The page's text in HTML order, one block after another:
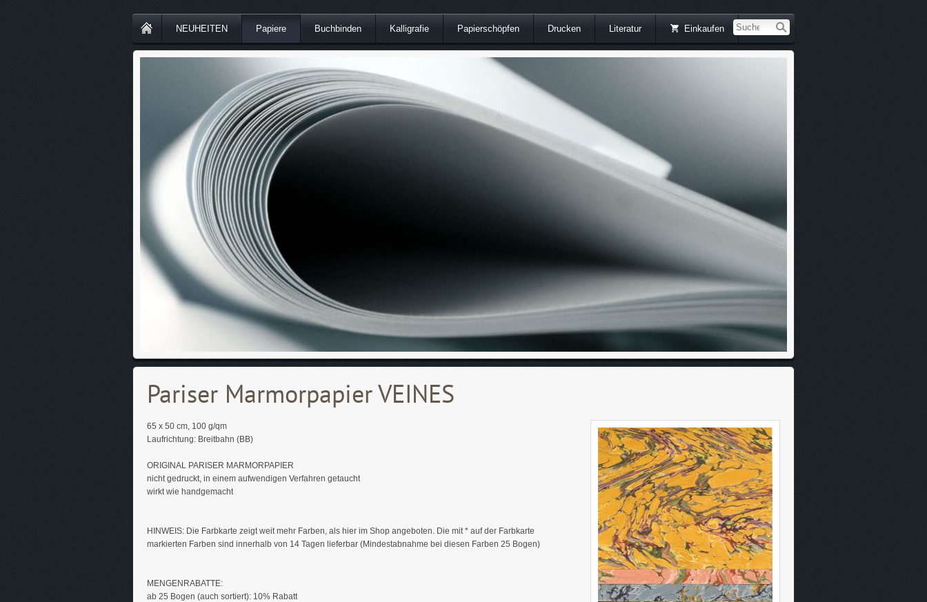
NEUHEITEN Papiere Buchbinden Kalligrafie Papierschöpfen Drucken Literatur Einkaufen
Pariser Marmorpapier VEINES
65 x 50 cm, 100 g/qm
Laufrichtung: Breitbahn (BB)
ORIGINAL PARISER MARMORPAPIER
nicht gedruckt, in einem aufwendigen Verfahren getaucht
wirkt wie handgemacht
HINWEIS: Die Farbkarte zeigt weit mehr Farben, als hier im Shop angeboten. Die mit * auf der Farbkarte
markierten Farben sind innerhalb von 14 Tagen lieferbar (Mindestabnahme bei diesen Farben 25 Bogen)
MENGENRABATTE:
ab 25 Bogen (auch sortiert): 10% Rabatt